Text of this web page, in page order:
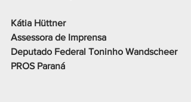
Kátia Hüttner
Assessora de Imprensa
Deputado Federal Toninho Wandscheer
PROS Paraná